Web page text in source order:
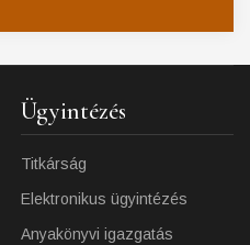
Ügyintézés
Titkárság
Elektronikus ügyintézés
Anyakönyvi igazgatás